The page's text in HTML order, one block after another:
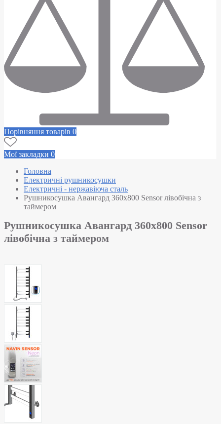
Порівняння товарів 0
Мої закладки 0
Головна
Електричні рушникосушки
Електричні - нержавіюча сталь
Рушникосушка Авангард 360х800 Sensor лівобічна з
таймером
Рушникосушка Авангард 360х800 Sensor
лівобічна з таймером